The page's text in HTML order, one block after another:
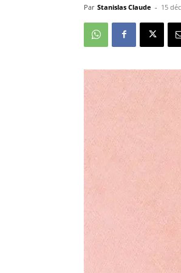
Par Stanislas Claude - 15